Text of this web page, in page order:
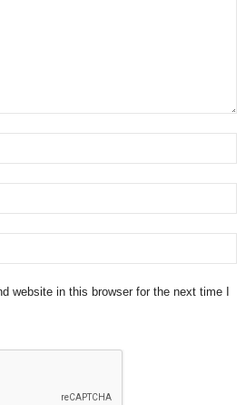
website in this browser for the next time I